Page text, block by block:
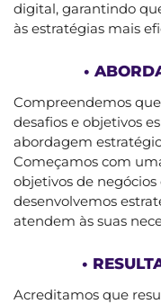
digital, garantindo
às estratégias mais
•
Compreendemos
desafios e objetivos
abordagem
Começamos com
objetivos de negócios
desenvolvemos
atendem às suas
•
Acreditamos que